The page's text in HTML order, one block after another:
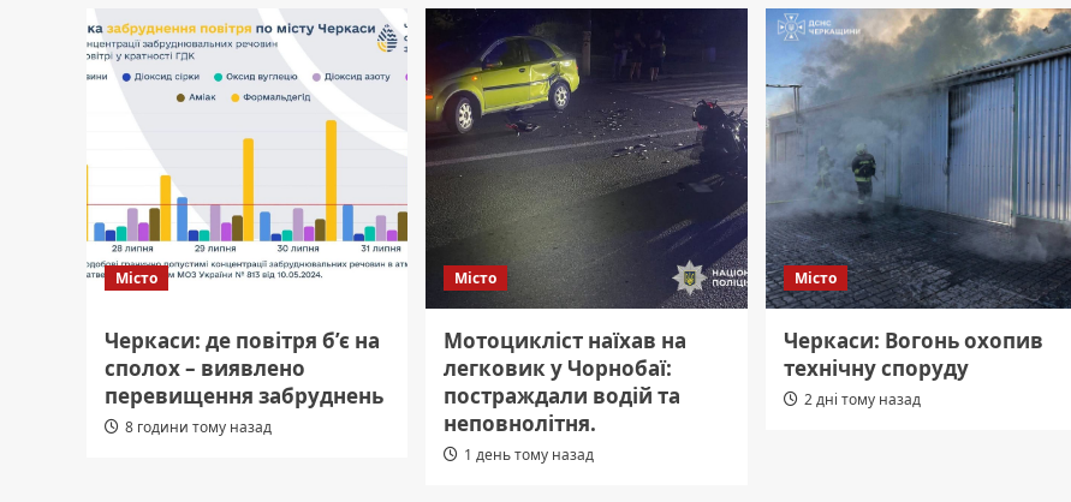
Місто
Черкаси: де повітря б’є на
сполох – виявлено
перевищення забруднень
8 години тому назад
Місто
Мотоцикліст наїхав на
легковик у Чорнобаї:
постраждали водій та
неповнолітня.
1 день тому назад
Місто
Черкаси: Вогонь охопив
технічну споруду
2 дні тому назад